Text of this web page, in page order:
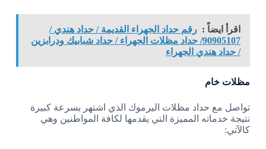
اقرأ ايضاً : رقم حداد الجهراء القديمة / حداد هندي /
90905107/ حداد مظلات الجهراء / حداد شبابيك ودرابزين
/ حداد هندي الجهراء
مظلات خام
تواصل مع حداد مظلات اليرموك الذي اشتهر بسرعة كبيرة
نتيجة خدماته المميزة التي يقدمها لكافة المواطنين وهي
كالآتي: